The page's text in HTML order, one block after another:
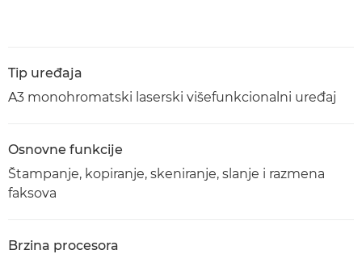
Tip uređaja
A3 monohromatski laserski višefunkcionalni uređaj
Osnovne funkcije
Štampanje, kopiranje, skeniranje, slanje i razmena
faksova
Brzina procesora